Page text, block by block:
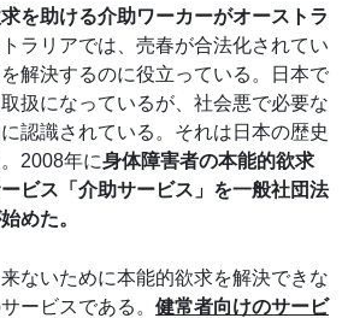
を助ける介助ワーカーがオーストラ
ラリアでは、売春が合法化されてい
解決するのに役立っている。日本で
扱になっているが、社会悪で必要な
認識されている。それは日本の歴史
2008年に身体障害者の本能的欲求
ビス「介助サービス」を一般社団法
めた。
ないために本能的欲求を解決できな
ービスである。 健常者向けのサービ